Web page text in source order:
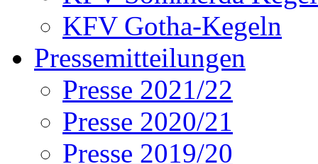
KFV Gotha-Kegeln
Pressemitteilungen
Presse 2021/22
Presse 2020/21
Presse 2019/20